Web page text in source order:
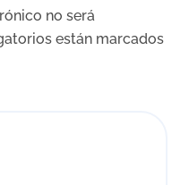
no será
están marcados